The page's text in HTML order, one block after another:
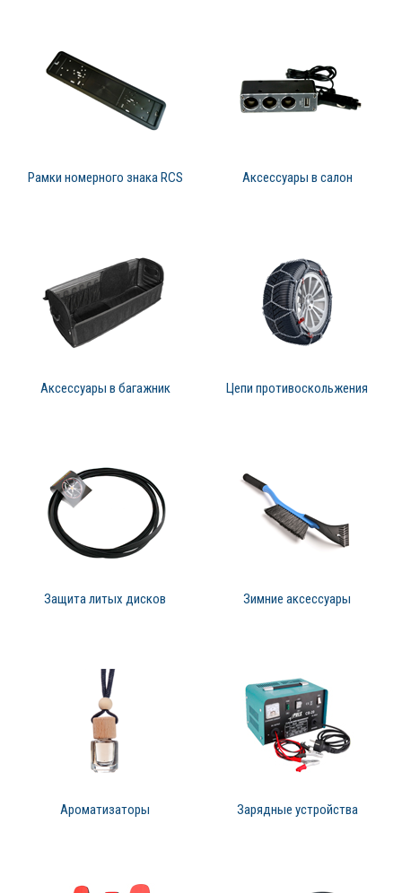
Рамки номерного знака RCS Аксессуары в салон
Аксессуары в багажник Цепи противоскольжения
Защита литых дисков Зимние аксессуары
Ароматизаторы Зарядные устройства